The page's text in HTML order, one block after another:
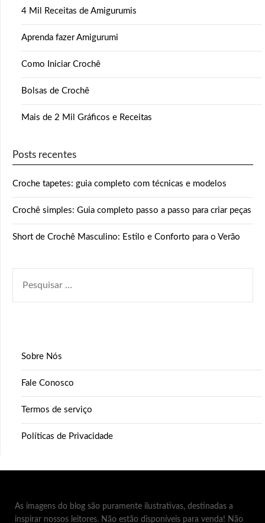
4 Mil Receitas de Amigurumis
Aprenda fazer Amigurumi
Como Iniciar Crochê
Bolsas de Crochê
Mais de 2 Mil Gráficos e Receitas
Posts recentes
Croche tapetes: guia completo com técnicas e modelos
Crochê simples: Guia completo passo a passo para criar peças
Short de Crochê Masculino: Estilo e Conforto para o Verão
POR:
Sobre Nós
Fale Conosco
Termos de serviço
Políticas de Privacidade
As imagens do blog são puramente ilustrativas, destinadas a
inspirar nossos leitores. Não estão disponíveis para venda! Não